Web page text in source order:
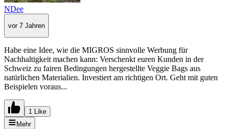
NDee
vor 7 Jahren
Habe eine Idee, wie die MIGROS sinnvolle Werbung für
Nachhaltigkeit machen kann: Verschenkt euren Kunden in der
Schweiz zu fairen Bedingungen hergestellte Veggie Bags aus
natürlichen Materialien. Investiert am richtigen Ort. Geht mit guten
Beispielen voraus...
1 Like
Mehr